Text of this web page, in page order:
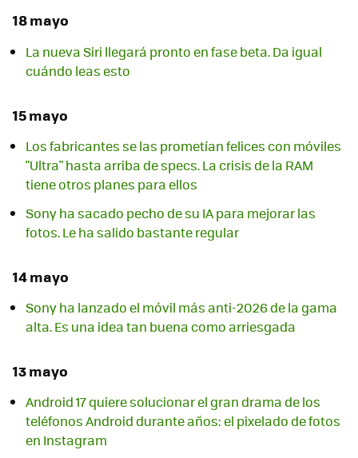
18 mayo
La nueva Siri llegará pronto en fase beta. Da igual
cuándo leas esto
15 mayo
Los fabricantes se las prometían felices con móviles
"Ultra" hasta arriba de specs. La crisis de la RAM
tiene otros planes para ellos
Sony ha sacado pecho de su IA para mejorar las
fotos. Le ha salido bastante regular
14 mayo
Sony ha lanzado el móvil más anti-2026 de la gama
alta. Es una idea tan buena como arriesgada
13 mayo
Android 17 quiere solucionar el gran drama de los
teléfonos Android durante años: el pixelado de fotos
en Instagram